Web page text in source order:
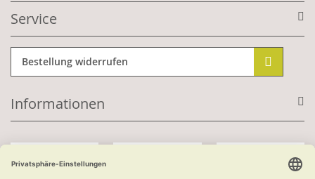
Service
Bestellung widerrufen
Informationen